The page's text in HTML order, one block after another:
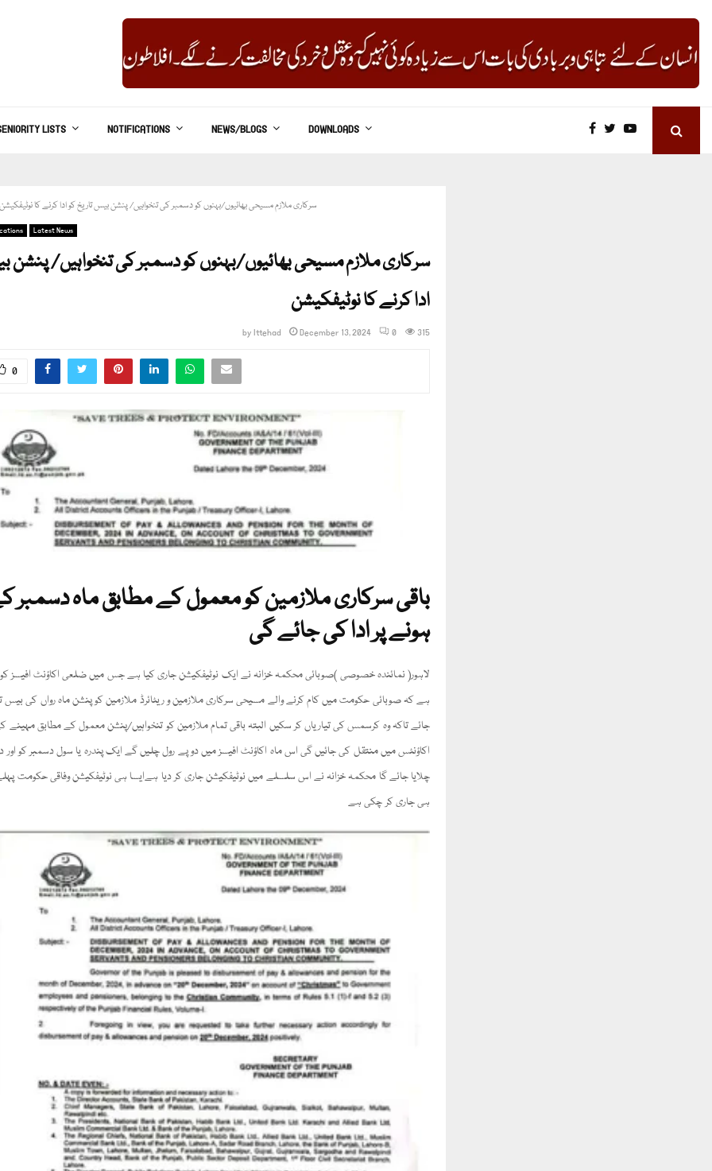
LISTS NOTIFICATIONS NEWS/BLOGS DOWNLOADS
سرکاری ملازم مسیحی بھائیوں/بہنوں کو دسمبر کی تنخواہیں/ پنشن بیس تاریخ کو ادا کرنے کا نوٹیفکیشن
Latest News
سرکاری ملازم مسیحی بھائیوں/بہنوں کو دسمبر کی تنخواہیں/ پنشن
ادا کرنے کا نوٹیفکیشن
byIttehad December 13, 2024 0 315
0
باقی سرکاری ملازمین کو معمول کے مطابق ماہ دسمبر
ہونے پر ادا کی جائے گی
لاہور( نمائندہ خصوصی )صوبائی محکمہ خزانہ نے ایک نوٹیفکیشن جاری کیا ہے جس میں ضلعی اکاؤنٹ افیسز
ہے کہ صوبائی حکومت میں کام کرنے والے مسیحی سرکاری ملازمین و ریٹائرڈ ملازمین کو پنشن ماہ رواں کی بیس
جائے تاکہ وہ کرسمس کی تیاریاں کر سکیں البتہ باقی تمام ملازمین کو تنخواہیں/پنشن معمول کے مطابق مہینے
اکاؤنٹس میں منتقل کی جائیں گی اس ماہ اکاؤنٹ افیسز میں دو پے رول چلیں گے ایک پندرہ یا سول دسمبر کو اور
چلایا جائے گا محکمہ خزانہ نے اس سلسلے میں نوٹیفکیشن جاری کر دیا ہےایسا ہی نوٹیفکیشن وفاقی حکومت
ہی جاری کر چکی ہے